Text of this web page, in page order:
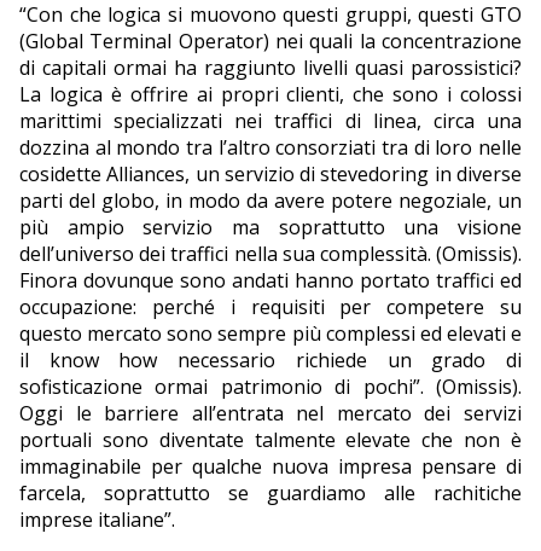
“Con che logica si muovono questi gruppi, questi GTO
(Global Terminal Operator) nei quali la concentrazione
di capitali ormai ha raggiunto livelli quasi parossistici?
La logica è offrire ai propri clienti, che sono i colossi
marittimi specializzati nei traffici di linea, circa una
dozzina al mondo tra l’altro consorziati tra di loro nelle
cosidette Alliances, un servizio di stevedoring in diverse
parti del globo, in modo da avere potere negoziale, un
più ampio servizio ma soprattutto una visione
dell’universo dei traffici nella sua complessità. (Omissis).
Finora dovunque sono andati hanno portato traffici ed
occupazione: perché i requisiti per competere su
questo mercato sono sempre più complessi ed elevati e
il know how necessario richiede un grado di
sofisticazione ormai patrimonio di pochi”. (Omissis).
Oggi le barriere all’entrata nel mercato dei servizi
portuali sono diventate talmente elevate che non è
immaginabile per qualche nuova impresa pensare di
farcela, soprattutto se guardiamo alle rachitiche
imprese italiane”.